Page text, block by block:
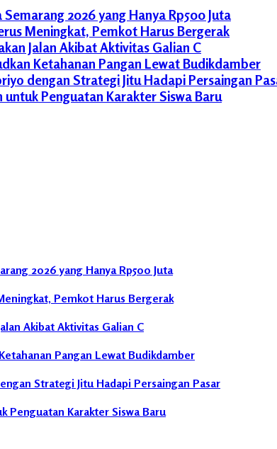
2026 yang Hanya Rp500 Juta
Meningkat, Pemkot Harus Bergerak
Jalan Akibat Aktivitas Galian C
Ketahanan Pangan Lewat Budikdamber
dengan Strategi Jitu Hadapi Persaingan
untuk Penguatan Karakter Siswa Baru
2026 yang Hanya Rp500 Juta
Pemkot Harus Bergerak
Akibat Aktivitas Galian C
Pangan Lewat Budikdamber
Strategi Jitu Hadapi Persaingan Pasar
Penguatan Karakter Siswa Baru